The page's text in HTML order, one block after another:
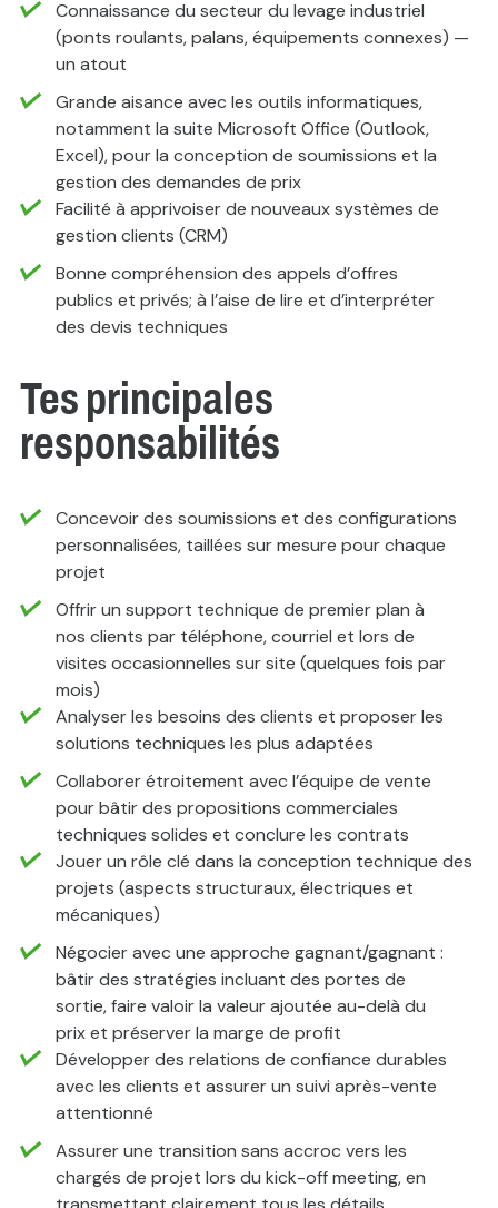
Connaissance du secteur du levage industriel
(ponts roulants, palans, équipements connexes) —
un atout
Grande aisance avec les outils informatiques,
notamment la suite Microsoft Office (Outlook,
Excel), pour la conception de soumissions et la
gestion des demandes de prix
Facilité à apprivoiser de nouveaux systèmes de
gestion clients (CRM)
Bonne compréhension des appels d’offres
publics et privés; à l’aise de lire et d’interpréter
des devis techniques
Tes principales
responsabilités
Concevoir des soumissions et des configurations
personnalisées, taillées sur mesure pour chaque
projet
Offrir un support technique de premier plan à
nos clients par téléphone, courriel et lors de
visites occasionnelles sur site (quelques fois par
mois)
Analyser les besoins des clients et proposer les
solutions techniques les plus adaptées
Collaborer étroitement avec l’équipe de vente
pour bâtir des propositions commerciales
techniques solides et conclure les contrats
Jouer un rôle clé dans la conception technique des
projets (aspects structuraux, électriques et
mécaniques)
Négocier avec une approche gagnant/gagnant :
bâtir des stratégies incluant des portes de
sortie, faire valoir la valeur ajoutée au-delà du
prix et préserver la marge de profit
Développer des relations de confiance durables
avec les clients et assurer un suivi après-vente
attentionné
Assurer une transition sans accroc vers les
chargés de projet lors du kick-off meeting, en